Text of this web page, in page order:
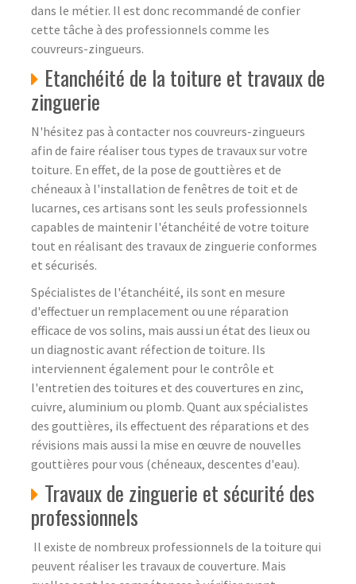
dans le métier. Il est donc recommandé de confier
cette tâche à des professionnels comme les
couvreurs-zingueurs.
Etanchéité de la toiture et travaux de
zinguerie
N'hésitez pas à contacter nos couvreurs-zingueurs
afin de faire réaliser tous types de travaux sur votre
toiture. En effet, de la pose de gouttières et de
chéneaux à l'installation de fenêtres de toit et de
lucarnes, ces artisans sont les seuls professionnels
capables de maintenir l'étanchéité de votre toiture
tout en réalisant des travaux de zinguerie conformes
et sécurisés.
Spécialistes de l'étanchéité, ils sont en mesure
d'effectuer un remplacement ou une réparation
efficace de vos solins, mais aussi un état des lieux ou
un diagnostic avant réfection de toiture. Ils
interviennent également pour le contrôle et
l'entretien des toitures et des couvertures en zinc,
cuivre, aluminium ou plomb. Quant aux spécialistes
des gouttières, ils effectuent des réparations et des
révisions mais aussi la mise en œuvre de nouvelles
gouttières pour vous (chéneaux, descentes d'eau).
Travaux de zinguerie et sécurité des
professionnels
Il existe de nombreux professionnels de la toiture qui
peuvent réaliser les travaux de couverture. Mais